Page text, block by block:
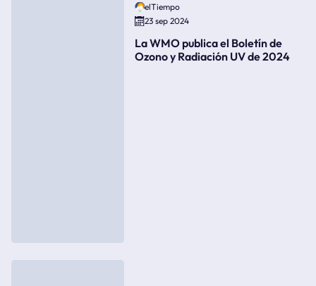
elTiempo
23 sep 2024
La WMO publica el Boletín de
Ozono y Radiación UV de 2024